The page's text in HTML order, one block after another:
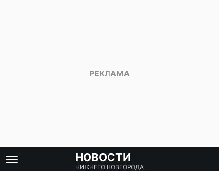
НОВОСТИ
НИЖНЕГО НОВГОРОДА